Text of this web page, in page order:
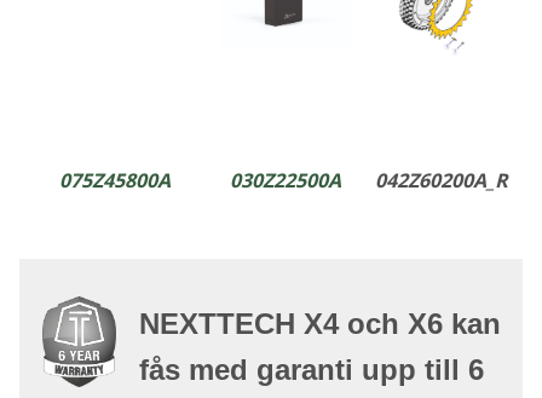
075Z45800A 030Z22500A 042Z60200A_R
NEXTTECH X4 och X6 kan
fås med garanti upp till 6